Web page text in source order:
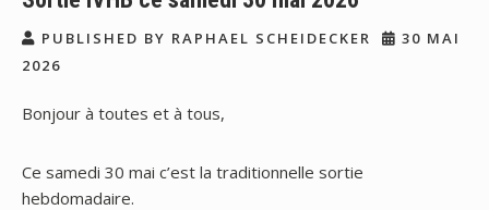
PUBLISHED BY RAPHAEL SCHEIDECKER
30 MAI
2026
Bonjour à toutes et à tous,
Ce samedi 30 mai c’est la traditionnelle sortie
hebdomadaire.